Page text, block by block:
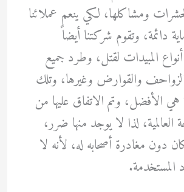
ومشاكلها، لكي ينعم عملائنا
دائمة، وتقوم شركتنا أيضاً
المبيدات لقتل، وطرد جميع
والقوارض وغيرها، وتلك
هي الأفضل، وتم الاتفاق عليها من
لذا لا يوجد منها ضرر،
دون مغادرة أصحابه له، لأنه لا
المستخدمة.